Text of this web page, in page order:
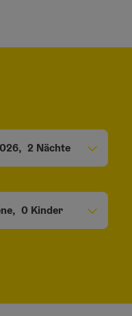
, 2 Nächte
, 0 Kinder